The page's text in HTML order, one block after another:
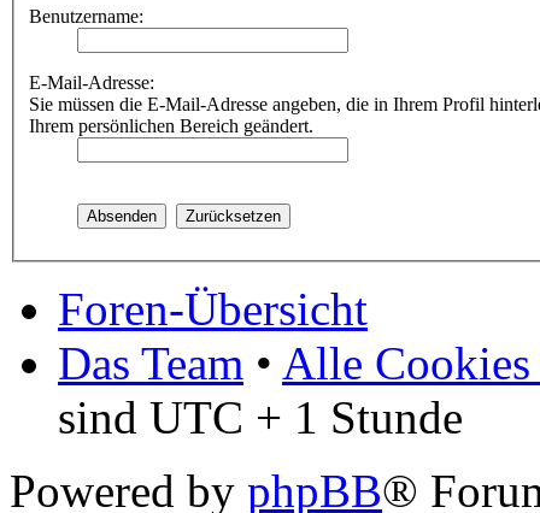
Benutzername:
E-Mail-Adresse:
Sie müssen die E-Mail-Adresse angeben, die in Ihrem Profil
Ihrem persönlichen Bereich geändert.
Foren-Übersicht
Das Team • Alle Cookies
sind UTC + 1 Stunde
Powered by phpBB®